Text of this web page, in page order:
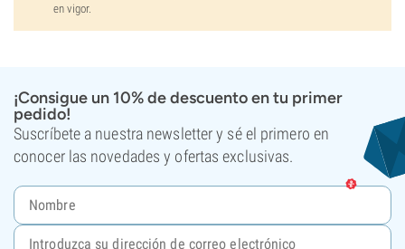
en vigor.
¡Consigue un 10% de descuento en tu primer
pedido!
Suscríbete a nuestra newsletter y sé el primero en
conocer las novedades y ofertas exclusivas.